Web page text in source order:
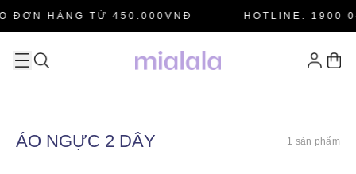
ĐƠN HÀNG TỪ 450.000VNĐ HOTLINE: 1900
ÁO NGỰC 2 DÂY 1 sản phẩm